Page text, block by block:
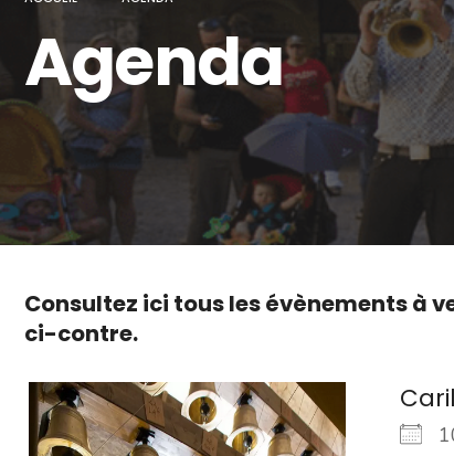
Agenda
Consultez ici tous les évènements à
ci-contre.